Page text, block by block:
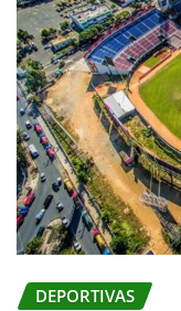
DEPORTIVAS